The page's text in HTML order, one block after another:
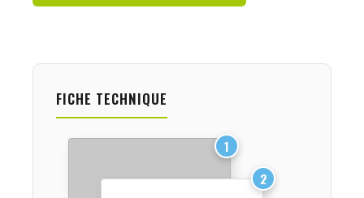
FICHE TECHNIQUE
1
2